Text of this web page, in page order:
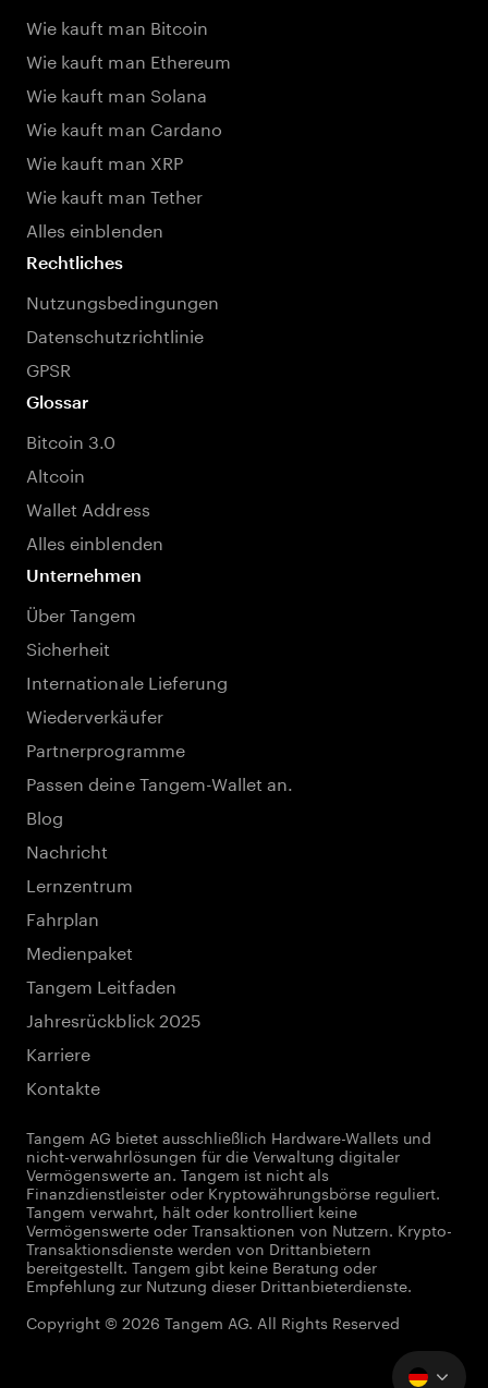
Wie kauft man Bitcoin
Wie kauft man Ethereum
Wie kauft man Solana
Wie kauft man Cardano
Wie kauft man XRP
Wie kauft man Tether
Alles einblenden
Rechtliches
Nutzungsbedingungen
Datenschutzrichtlinie
GPSR
Glossar
Bitcoin 3.0
Altcoin
Wallet Address
Alles einblenden
Unternehmen
Über Tangem
Sicherheit
Internationale Lieferung
Wiederverkäufer
Partnerprogramme
Passen deine Tangem-Wallet an.
Blog
Nachricht
Lernzentrum
Fahrplan
Medienpaket
Tangem Leitfaden
Jahresrückblick 2025
Karriere
Kontakte
Tangem AG bietet ausschließlich Hardware-Wallets und
nicht-verwahrlösungen für die Verwaltung digitaler
Vermögenswerte an. Tangem ist nicht als
Finanzdienstleister oder Kryptowährungsbörse reguliert.
Tangem verwahrt, hält oder kontrolliert keine
Vermögenswerte oder Transaktionen von Nutzern. Krypto-
Transaktionsdienste werden von Drittanbietern
bereitgestellt. Tangem gibt keine Beratung oder
Empfehlung zur Nutzung dieser Drittanbieterdienste.